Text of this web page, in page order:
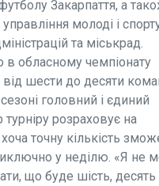
Закарпаття, а
управління молоді і
та міськрад.
обласному чемпіонату
від шести до десяти
головний і єдиний
турніру розраховує на
точну кількість
у неділю. «Я не
що буде шість, десять